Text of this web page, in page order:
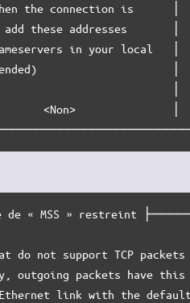
the connection is      │
these addresses       │
in your local   │
│
<Non>               │
de « MSS » restreint
do not support TCP
outgoing packets have this
link with the default